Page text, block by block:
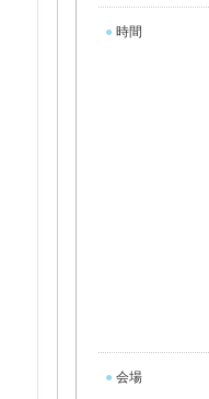
● 時間
● 会場